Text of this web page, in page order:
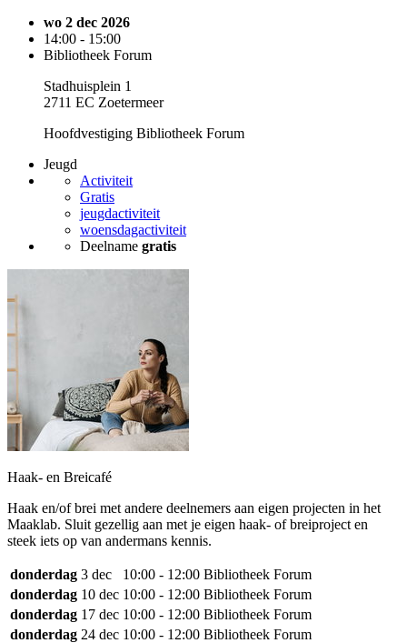
wo 2 dec 2026
14:00 - 15:00
Bibliotheek Forum
Stadhuisplein 1
2711 EC Zoetermeer
Hoofdvestiging Bibliotheek Forum
Jeugd
Activiteit
Gratis
jeugdactiviteit
woensdagactiviteit
Deelname gratis
Haak- en Breicafé
Haak en/of brei met andere deelnemers aan eigen projecten in het
Maaklab. Sluit gezellig aan met je eigen haak- of breiproject en
steek iets op van andermans kennis.
donderdag 3 dec 10:00 - 12:00 Bibliotheek Forum
donderdag 10 dec 10:00 - 12:00 Bibliotheek Forum
donderdag 17 dec 10:00 - 12:00 Bibliotheek Forum
donderdag 24 dec 10:00 - 12:00 Bibliotheek Forum